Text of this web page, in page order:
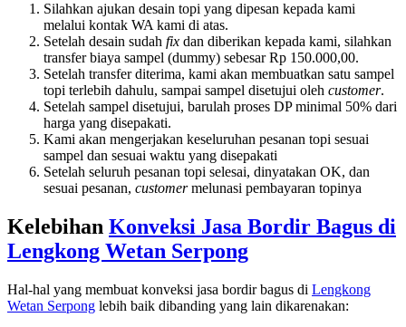
Silahkan ajukan desain topi yang dipesan kepada kami
melalui kontak WA kami di atas.
Setelah desain sudah fix dan diberikan kepada kami, silahkan
transfer biaya sampel (dummy) sebesar Rp 150.000,00.
Setelah transfer diterima, kami akan membuatkan satu sampel
topi terlebih dahulu, sampai sampel disetujui oleh customer.
Setelah sampel disetujui, barulah proses DP minimal 50% dari
harga yang disepakati.
Kami akan mengerjakan keseluruhan pesanan topi sesuai
sampel dan sesuai waktu yang disepakati
Setelah seluruh pesanan topi selesai, dinyatakan OK, dan
sesuai pesanan, customermelunasi pembayaran topinya
Kelebihan Konveksi Jasa Bordir Bagus di
Lengkong Wetan Serpong
Hal-hal yang membuat konveksi jasa bordir bagus di Lengkong
Wetan Serpong lebih baik dibanding yang lain dikarenakan: